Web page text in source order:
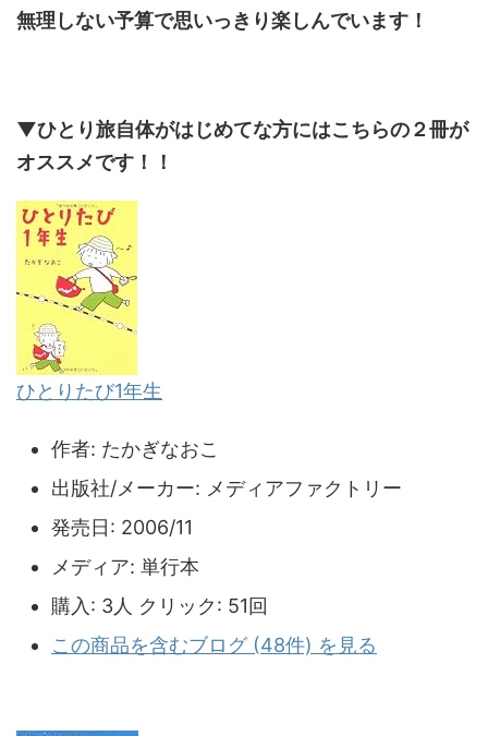
無理しない予算で思いっきり楽しんでいます！
▼ひとり旅自体がはじめてな方にはこちらの２冊が
オススメです！！
ひとりたび1年生
作者: たかぎなおこ
出版社/メーカー: メディアファクトリー
発売日: 2006/11
メディア: 単行本
購入 : 3人 クリック: 51回
この商品を含むブログ (48件) を見る